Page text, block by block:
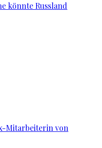
könnte Russland
Mitarbeiterin von